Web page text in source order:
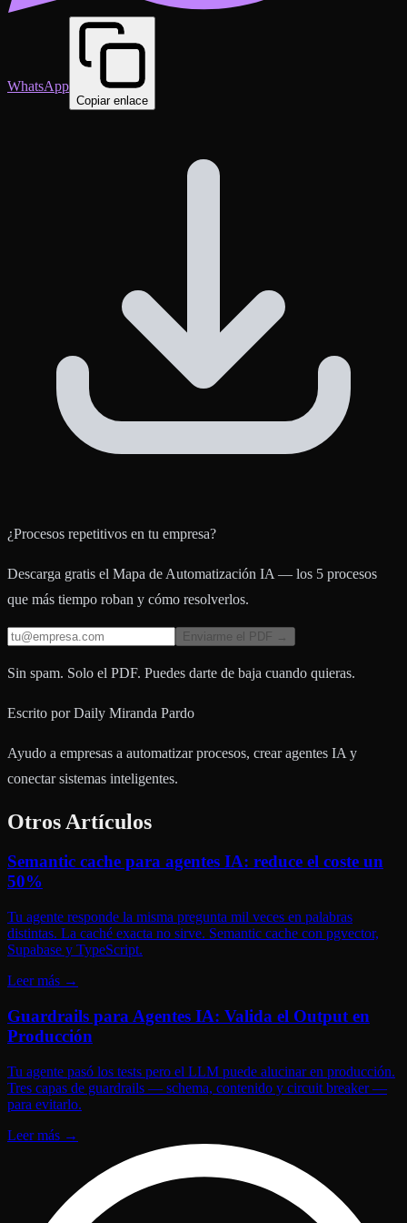
WhatsApp
Copiar enlace
¿Procesos repetitivos en tu empresa?
Descarga gratis el Mapa de Automatización IA — los 5 procesos
que más tiempo roban y cómo resolverlos.
Enviarme el PDF →
Sin spam. Solo el PDF. Puedes darte de baja cuando quieras.
Escrito por Daily Miranda Pardo
Ayudo a empresas a automatizar procesos, crear agentes IA y
conectar sistemas inteligentes.
Otros Artículos
Semantic cache para agentes IA: reduce el coste un
50%
Tu agente responde la misma pregunta mil veces en palabras
distintas. La caché exacta no sirve. Semantic cache con pgvector,
Supabase y TypeScript.
Leer más →
Guardrails para Agentes IA: Valida el Output en
Producción
Tu agente pasó los tests pero el LLM puede alucinar en producción.
Tres capas de guardrails — schema, contenido y circuit breaker —
para evitarlo.
Leer más →